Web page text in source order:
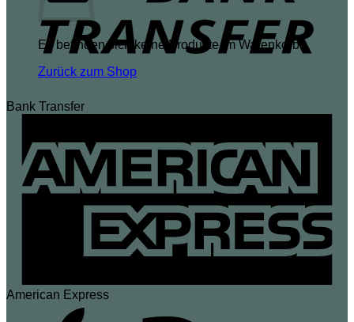
Es befinden sich keine Produkte im Warenkorb.
Zurück zum Shop
Bank Transfer
American Express